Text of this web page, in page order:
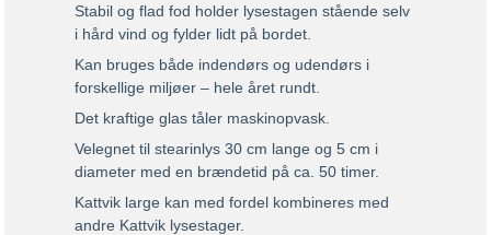
Stabil og flad fod holder lysestagen stående selv
i hård vind og fylder lidt på bordet.
Kan bruges både indendørs og udendørs i
forskellige miljøer – hele året rundt.
Det kraftige glas tåler maskinopvask.
Velegnet til stearinlys 30 cm lange og 5 cm i
diameter med en brændetid på ca. 50 timer.
Kattvik large kan med fordel kombineres med
andre Kattvik lysestager.